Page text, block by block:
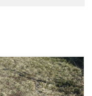
classique et un